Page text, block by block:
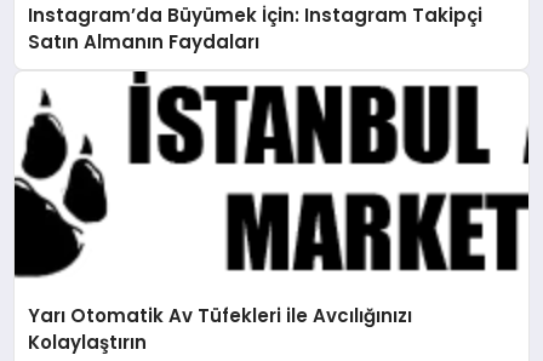
Instagram’da Büyümek İçin: Instagram Takipçi
Satın Almanın Faydaları
Yarı Otomatik Av Tüfekleri ile Avcılığınızı
Kolaylaştırın